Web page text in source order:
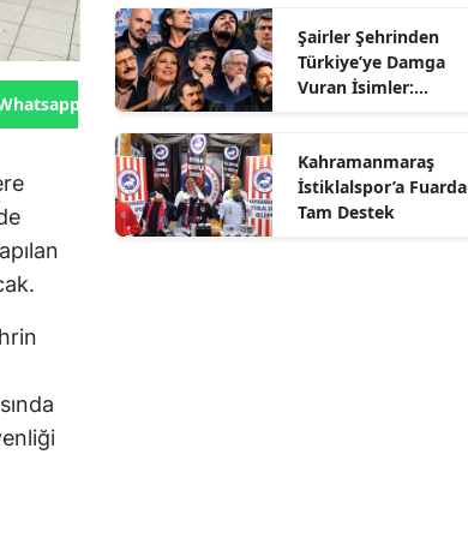
Gönder
Şairler Şehrinden
Türkiye’ye Damga
Vuran İsimler:
Kahramanmaraş
İstiklalspor’a Fuarda
Tam Destek